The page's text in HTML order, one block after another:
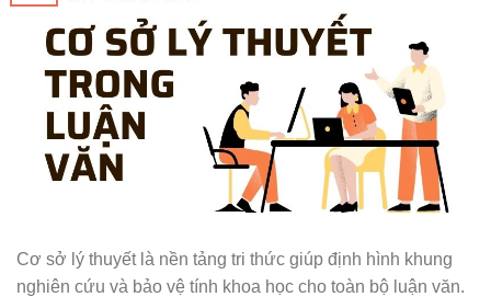
Cơ sở lý thuyết là nền tảng tri thức giúp định hình khung
nghiên cứu và bảo vệ tính khoa học cho toàn bộ luận văn.